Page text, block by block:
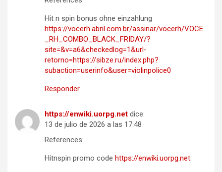
Hit n spin bonus ohne einzahlung
https://vocerh.abril.com.br/assinar/vocerh/VOCE
_RH_COMBO_BLACK_FRIDAY/?
site=&v=a6&checkedlog=1&url-
retorno=https://sibze.ru/index.php?
subaction=userinfo&user=violinpolice0
Responder
https://enwiki.uorpg.net dice:
13 de julio de 2026 a las 17:48
References:
Hitnspin promo code https://enwiki.uorpg.net